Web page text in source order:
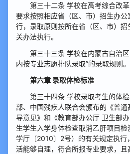
第三十二条 学校在高考综合改
要求按照相应省（区、市）招生办
行，录取原则按所在省（区、市）
关办法执行。
第三十三条 学校在内蒙古自治
内按专业志愿排队录取”的录取规则。
第六章 录取体检标准
第三十四条 学校录取考生的体
部、中国残疾人联合会颁布的《普
导意见》和《教育部办公厅 卫生部
生学生入学身体检查取消乙肝项目
学厅〔2010〕2号）的有关规定执行
活能够自理，符合所报专业要求，且